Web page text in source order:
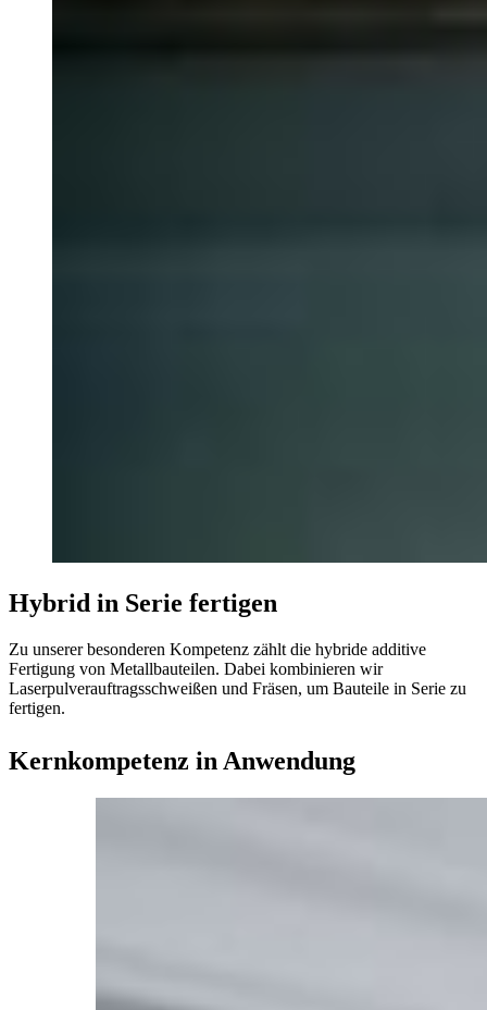
Hybrid in Serie fertigen
Zu unserer besonderen Kompetenz zählt die hybride additive
Fertigung von Metallbauteilen. Dabei kombinieren wir
Laserpulverauftragsschweißen und Fräsen, um Bauteile in Serie zu
fertigen.
Kernkompetenz in Anwendung